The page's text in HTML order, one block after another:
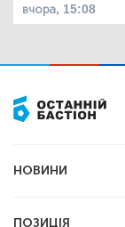
вчора, 15:08
НОВИНИ
ПОЗИЦІЯ